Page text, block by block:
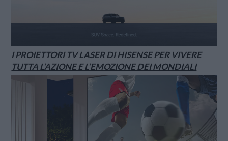
I PROIETTORI TV LASER DI HISENSE PER VIVERE
TUTTA L’AZIONE E L’EMOZIONE DEI MONDIALI